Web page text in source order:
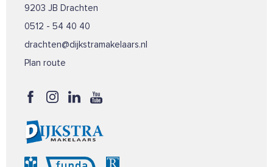
9203 JB Drachten
0512 - 54 40 40
drachten@dijkstramakelaars.nl
Plan route